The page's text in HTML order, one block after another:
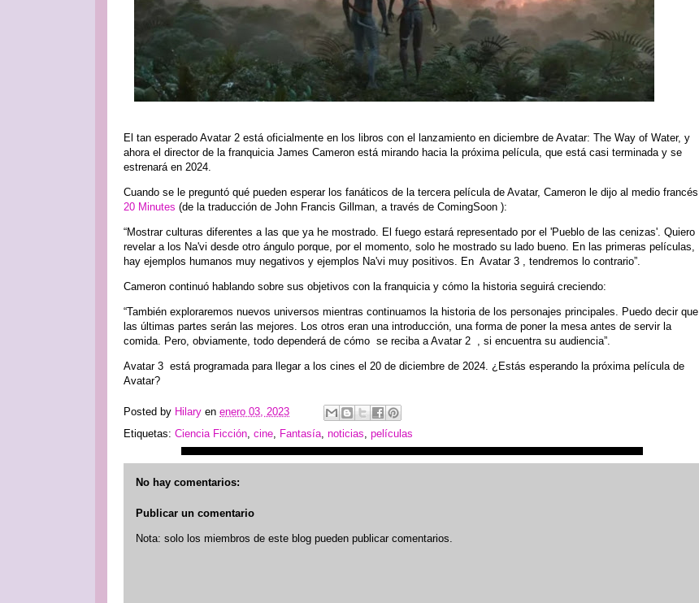
El tan esperado Avatar 2 está oficialmente en los libros con el lanzamiento en diciembre de Avatar: The Way of Water, y
ahora el director de la franquicia James Cameron está mirando hacia la próxima película, que está casi terminada y se
estrenará en 2024.
Cuando se le preguntó qué pueden esperar los fanáticos de la tercera película de Avatar, Cameron le dijo al medio francés
20 Minutes (de la traducción de John Francis Gillman, a través de ComingSoon ):
“Mostrar culturas diferentes a las que ya he mostrado. El fuego estará representado por el 'Pueblo de las cenizas'. Quiero
revelar a los Na'vi desde otro ángulo porque, por el momento, solo he mostrado su lado bueno. En las primeras películas,
hay ejemplos humanos muy negativos y ejemplos Na'vi muy positivos. En Avatar 3 , tendremos lo contrario”.
Cameron continuó hablando sobre sus objetivos con la franquicia y cómo la historia seguirá creciendo:
“También exploraremos nuevos universos mientras continuamos la historia de los personajes principales. Puedo decir que
las últimas partes serán las mejores. Los otros eran una introducción, una forma de poner la mesa antes de servir la
comida. Pero, obviamente, todo dependerá de cómo se reciba a Avatar 2 , si encuentra su audiencia”.
Avatar 3 está programada para llegar a los cines el 20 de diciembre de 2024. ¿Estás esperando la próxima película de
Avatar?
Posted by Hilary en enero 03, 2023
Etiquetas: Ciencia Ficción cine Fantasía noticias películas
No hay comentarios:
Publicar un comentario
Nota: solo los miembros de este blog pueden publicar comentarios.